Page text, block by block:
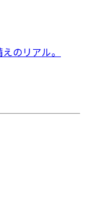
のリアル。